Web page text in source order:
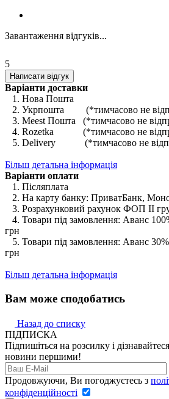
Завантаження відгуків...
5
Написати відгук
Варіанти доставки
1. Нова Пошта
2. Укрпошта (*тимчасово не
3. Meest Пошта (*тимчасово не
4. Rozetka (*тимчасово не
5. Delivery (*тимчасово не
Більш детальна інформація
Варіанти оплати
1. Післяплата
2. На карту банку: ПриватБанк,
3. Розрахунковий рахунок ФОП II
4. Товари під замовлення: Аванс
грн
5. Товари під замовлення: Аванс
грн
Більш детальна інформація
Вам може сподобатись
Назад до списку
ПІДПИСКА
Підпишіться на розсилку і
новини першими!
Продовжуючи, Ви погоджуєтесь з
конфіденційності